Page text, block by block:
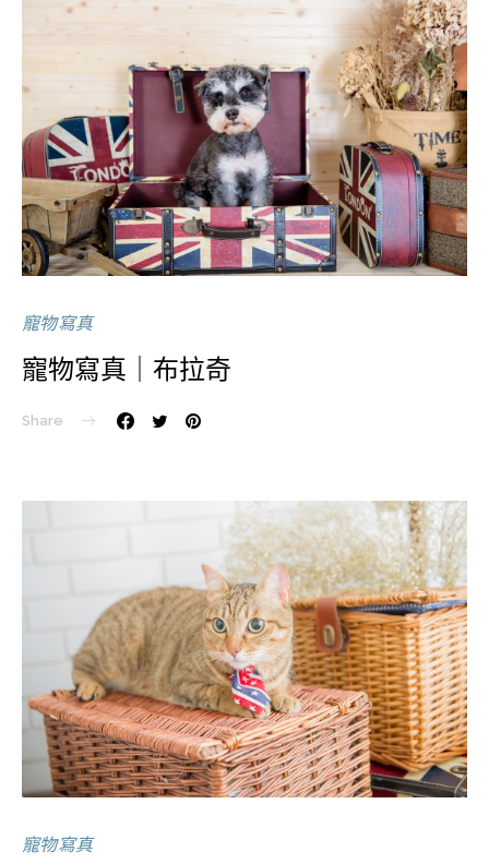
寵物寫真
寵物寫真｜布拉奇
Share
寵物寫真